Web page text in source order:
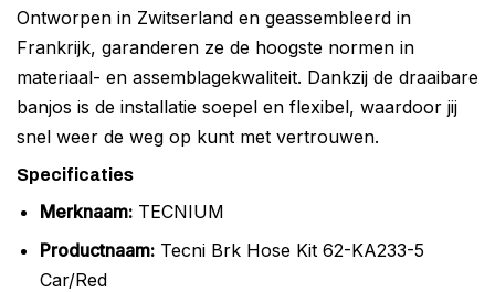
Ontworpen in Zwitserland en geassembleerd in
Frankrijk, garanderen ze de hoogste normen in
materiaal- en assemblagekwaliteit. Dankzij de draaibare
banjos is de installatie soepel en flexibel, waardoor jij
snel weer de weg op kunt met vertrouwen.
Specificaties
Merknaam:TECNIUM
Productnaam:Tecni Brk Hose Kit 62-KA233-5
Car/Red